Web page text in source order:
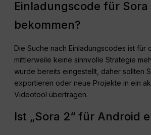
Einladungscode für Sora
bekommen?
Die Suche nach Einladungscodes ist für
mittlerweile keine sinnvolle Strategie
wurde bereits eingestellt, daher sollten
exportieren oder neue Projekte in ein
Videotool übertragen.
Ist „Sora 2“ für Android